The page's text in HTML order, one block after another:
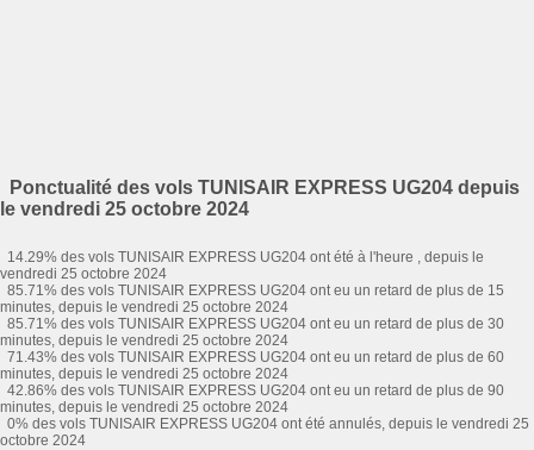
Ponctualité des vols TUNISAIR EXPRESS UG204 depuis
le vendredi 25 octobre 2024
14.29% des vols TUNISAIR EXPRESS UG204 ont été à l'heure , depuis le
vendredi 25 octobre 2024
85.71% des vols TUNISAIR EXPRESS UG204 ont eu un retard de plus de 15
minutes, depuis le vendredi 25 octobre 2024
85.71% des vols TUNISAIR EXPRESS UG204 ont eu un retard de plus de 30
minutes, depuis le vendredi 25 octobre 2024
71.43% des vols TUNISAIR EXPRESS UG204 ont eu un retard de plus de 60
minutes, depuis le vendredi 25 octobre 2024
42.86% des vols TUNISAIR EXPRESS UG204 ont eu un retard de plus de 90
minutes, depuis le vendredi 25 octobre 2024
0% des vols TUNISAIR EXPRESS UG204 ont été annulés, depuis le vendredi 25
octobre 2024